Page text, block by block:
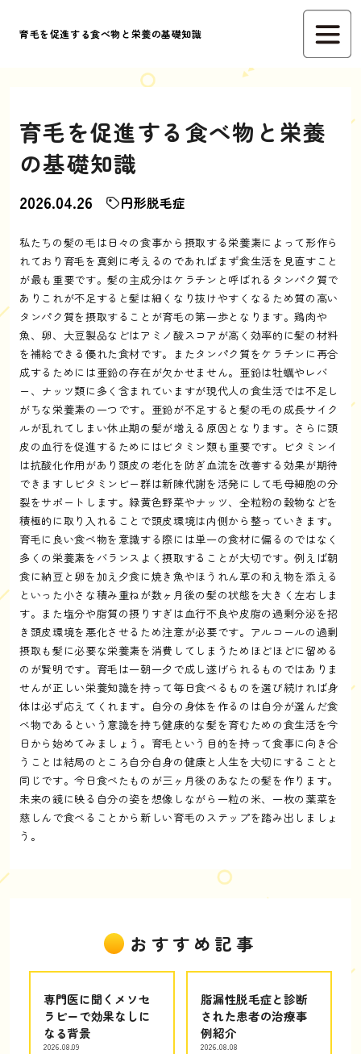
育毛を促進する食べ物と栄養の基礎知識
育毛を促進する食べ物と栄養
の基礎知識
2026.04.26 円形脱毛症
私たちの髪の毛は日々の食事から摂取する栄養素によって形作ら
れており育毛を真剣に考えるのであればまず食生活を見直すこと
が最も重要です。髪の主成分はケラチンと呼ばれるタンパク質で
ありこれが不足すると髪は細くなり抜けやすくなるため質の高い
タンパク質を摂取することが育毛の第一歩となります。鶏肉や
魚、卵、大豆製品などはアミノ酸スコアが高く効率的に髪の材料
を補給できる優れた食材です。またタンパク質をケラチンに再合
成するためには亜鉛の存在が欠かせません。亜鉛は牡蠣やレバ
ー、ナッツ類に多く含まれていますが現代人の食生活では不足し
がちな栄養素の一つです。亜鉛が不足すると髪の毛の成長サイク
ルが乱れてしまい休止期の髪が増える原因となります。さらに頭
皮の血行を促進するためにはビタミン類も重要です。ビタミンイ
は抗酸化作用があり頭皮の老化を防ぎ血流を改善する効果が期待
できますしビタミンビー群は新陳代謝を活発にして毛母細胞の分
裂をサポートします。緑黄色野菜やナッツ、全粒粉の穀物などを
積極的に取り入れることで頭皮環境は内側から整っていきます。
育毛に良い食べ物を意識する際には単一の食材に偏るのではなく
多くの栄養素をバランスよく摂取することが大切です。例えば朝
食に納豆と卵を加え夕食に焼き魚やほうれん草の和え物を添える
といった小さな積み重ねが数ヶ月後の髪の状態を大きく左右しま
す。また塩分や脂質の摂りすぎは血行不良や皮脂の過剰分泌を招
き頭皮環境を悪化させるため注意が必要です。アルコールの過剰
摂取も髪に必要な栄養素を消費してしまうためほどほどに留める
のが賢明です。育毛は一朝一夕で成し遂げられるものではありま
せんが正しい栄養知識を持って毎日食べるものを選び続ければ身
体は必ず応えてくれます。自分の身体を作るのは自分が選んだ食
べ物であるという意識を持ち健康的な髪を育むための食生活を今
日から始めてみましょう。育毛という目的を持って食事に向き合
うことは結局のところ自分自身の健康と人生を大切にすることと
同じです。今日食べたものが三ヶ月後のあなたの髪を作ります。
未来の鏡に映る自分の姿を想像しながら一粒の米、一枚の葉菜を
慈しんで食べることから新しい育毛のステップを踏み出しましょ
う。
おすすめ記事
専門医に聞くメソセ
ラピーで効果なしに
なる背景
2026.08.09
脂漏性脱毛症と診断
された患者の治療事
例紹介
2026.08.08